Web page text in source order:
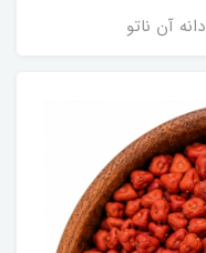
دانه آن ناتو